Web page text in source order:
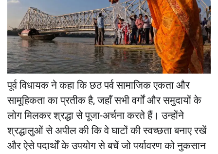
पूर्व विधायक ने कहा कि छठ पर्व सामाजिक एकता और
सामूहिकता का प्रतीक है, जहाँ सभी वर्गों और समुदायों के
लोग मिलकर श्रद्धा से पूजा-अर्चना करते हैं। उन्होंने
श्रद्धालुओं से अपील की कि वे घाटों की स्वच्छता बनाए रखें
और ऐसे पदार्थों के उपयोग से बचें जो पर्यावरण को नुकसान